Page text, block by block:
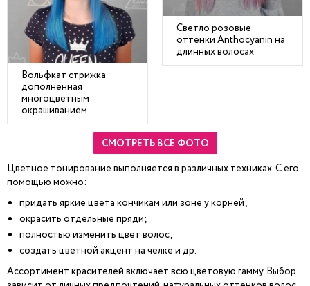
Светло розовые
оттенки Anthocyanin на
длинных волосах
Вольфкат стрижка
дополненная
многоцветным
окрашиванием
СМОТРЕТЬ ВСЕ ФОТО
Цветное тонирование выполняется в различных техниках. С его
помощью можно:
придать яркие цвета кончикам или зоне у корней;
окрасить отдельные пряди;
полностью изменить цвет волос;
создать цветной акцент на челке и др.
Ассортимент красителей включает всю цветовую гамму. Выбор